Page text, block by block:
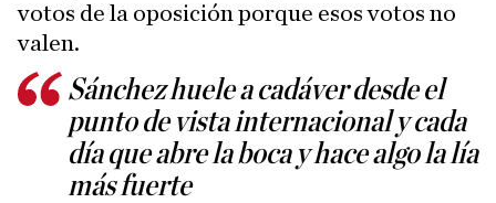
votos de la oposición porque esos votos no
valen.
Sánchez huele a cadáver desde el
punto de vista internacional y cada
día que abre la boca y hace algo la lía
más fuerte